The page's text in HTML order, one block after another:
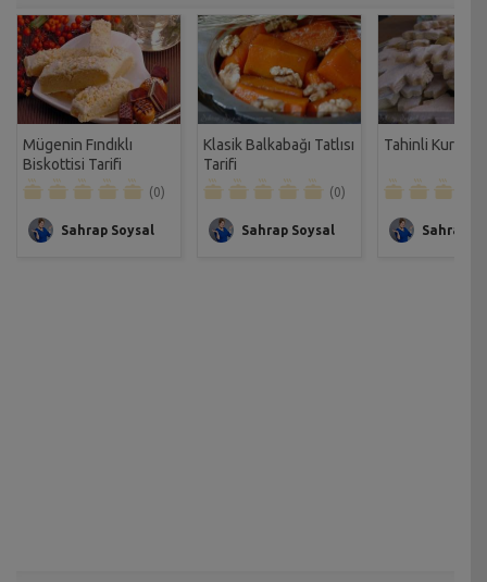
Mügenin Fındıklı
Biskottisi Tarifi
(0)
Sahrap Soysal
Klasik Balkabağı Tatlısı
Tarifi
(0)
Sahrap Soysal
Tahinli
Sahrap